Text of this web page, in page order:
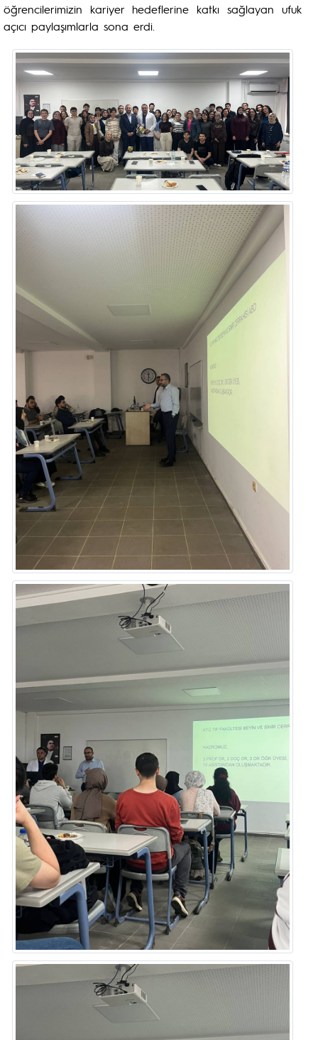
öğrencilerimizin kariyer hedeflerine katkı sağlayan ufuk
açıcı paylaşımlarla sona erdi.